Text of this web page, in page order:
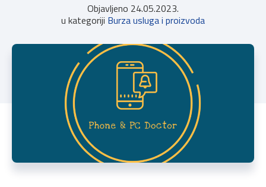
Objavljeno 24.05.2023.
u kategoriji Burza usluga i proizvoda